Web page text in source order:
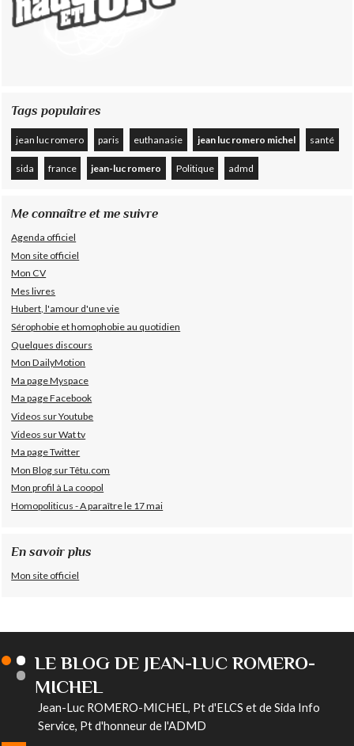
Tags populaires
jean luc romero paris euthanasie jean luc romero michel santé
sida france jean-luc romero Politique admd
Me connaître et me suivre
Agenda officiel
Mon site officiel
Mon CV
Mes livres
Hubert, l'amour d'une vie
Sérophobie et homophobie au quotidien
Quelques discours
Mon DailyMotion
Ma page Myspace
Ma page Facebook
Videos sur Youtube
Videos sur Wat tv
Ma page Twitter
Mon Blog sur Têtu.com
Mon profil à La coopol
Homopoliticus - A paraître le 17 mai
En savoir plus
Mon site officiel
LE BLOG DE JEAN-LUC ROMERO-
MICHEL
Jean-Luc ROMERO-MICHEL, Pt d'ELCS et de Sida Info
Service, Pt d'honneur de l'ADMD